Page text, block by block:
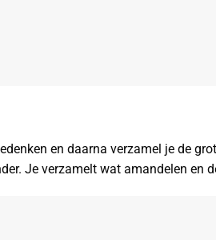
en daarna verzamel je de
Je verzamelt wat amandelen